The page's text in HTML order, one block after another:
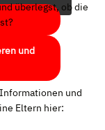
und
überlegst, ob die
und
Eltern hier: